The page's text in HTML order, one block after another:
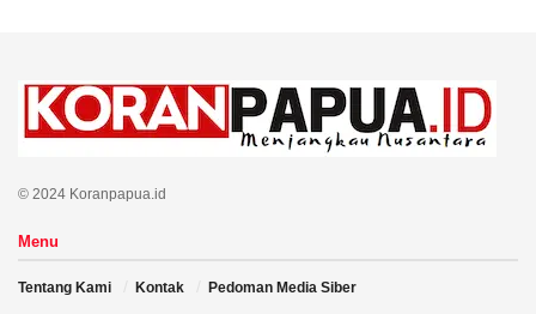
© 2024 Koranpapua.id
Menu
Tentang Kami Kontak Pedoman Media Siber